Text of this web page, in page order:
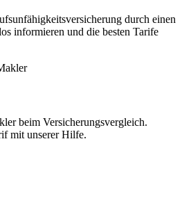
durch einen
informieren und die besten Tarife
beim Versicherungsvergleich.
mit unserer Hilfe.